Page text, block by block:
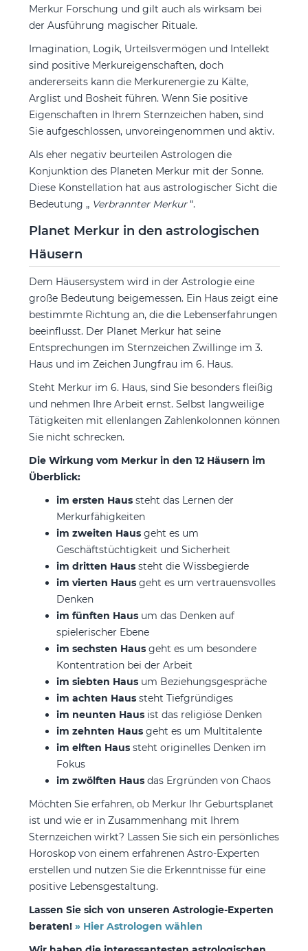
Merkur Forschung und gilt auch als wirksam bei
der Ausführung magischer Rituale.
Imagination, Logik, Urteilsvermögen und Intellekt
sind positive Merkureigenschaften, doch
andererseits kann die Merkurenergie zu Kälte,
Arglist und Bosheit führen. Wenn Sie positive
Eigenschaften in Ihrem Sternzeichen haben, sind
Sie aufgeschlossen, unvoreingenommen und aktiv.
Als eher negativ beurteilen Astrologen die
Konjunktion des Planeten Merkur mit der Sonne.
Diese Konstellation hat aus astrologischer Sicht die
Bedeutung „ Verbrannter Merkur“.
Planet Merkur in den astrologischen
Häusern
Dem Häusersystem wird in der Astrologie eine
große Bedeutung beigemessen. Ein Haus zeigt eine
bestimmte Richtung an, die die Lebenserfahrungen
beeinflusst. Der Planet Merkur hat seine
Entsprechungen im Sternzeichen Zwillinge im 3.
Haus und im Zeichen Jungfrau im 6. Haus.
Steht Merkur im 6. Haus, sind Sie besonders fleißig
und nehmen Ihre Arbeit ernst. Selbst langweilige
Tätigkeiten mit ellenlangen Zahlenkolonnen können
Sie nicht schrecken.
Die Wirkung vom Merkur in den 12 Häusern im
Überblick:
im ersten Haus steht das Lernen der
Merkurfähigkeiten
im zweiten Haus geht es um
Geschäftstüchtigkeit und Sicherheit
im dritten Haus steht die Wissbegierde
im vierten Haus geht es um vertrauensvolles
Denken
im fünften Haus um das Denken auf
spielerischer Ebene
im sechsten Haus geht es um besondere
Kontentration bei der Arbeit
im siebten Haus um Beziehungsgespräche
im achten Haus steht Tiefgründiges
im neunten Haus ist das religiöse Denken
im zehnten Haus geht es um Multitalente
im elften Haus steht originelles Denken im
Fokus
im zwölften Haus das Ergründen von Chaos
Möchten Sie erfahren, ob Merkur Ihr Geburtsplanet
ist und wie er in Zusammenhang mit Ihrem
Sternzeichen wirkt? Lassen Sie sich ein persönliches
Horoskop von einem erfahrenen Astro-Experten
erstellen und nutzen Sie die Erkenntnisse für eine
positive Lebensgestaltung.
Lassen Sie sich von unseren Astrologie-Experten
beraten! » Hier Astrologen wählen